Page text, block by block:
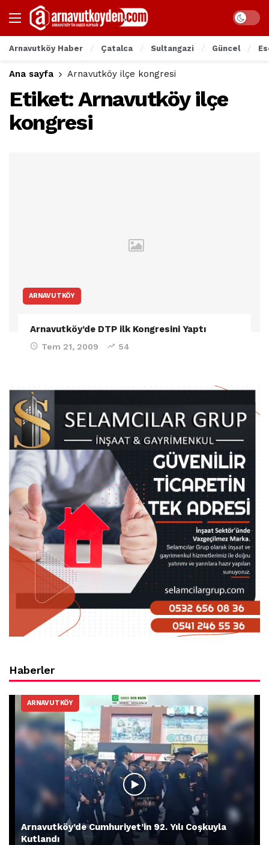
Arnavutköy Haber Çatalca Sultangazi Güncel
Ana sayfa Arnavutköy ilçe kongresi
Etiket:Arnavutköy ilçe
kongresi
ARNAVUTKÖY
Arnavutköy’de DTP ilk Kongresini Yaptı
Tem 21, 2009 54
Haberler
ARNAVUTKÖY
Arnavutköy’de Cumhuriyet’in 92. Yılı Coşkuyla
Kutlandı